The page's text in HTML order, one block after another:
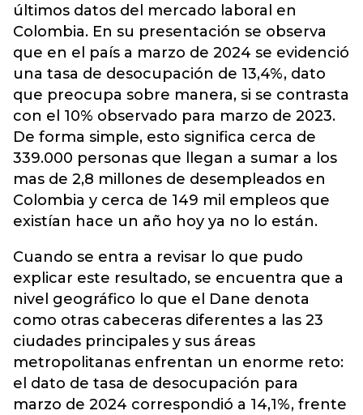
últimos datos del mercado laboral en
Colombia. En su presentación se observa
que en el país a marzo de 2024 se evidenció
una tasa de desocupación de 13,4%, dato
que preocupa sobre manera, si se contrasta
con el 10% observado para marzo de 2023.
De forma simple, esto significa cerca de
339.000 personas que llegan a sumar a los
mas de 2,8 millones de desempleados en
Colombia y cerca de 149 mil empleos que
existían hace un año hoy ya no lo están.
Cuando se entra a revisar lo que pudo
explicar este resultado, se encuentra que a
nivel geográfico lo que el Dane denota
como otras cabeceras diferentes a las 23
ciudades principales y sus áreas
metropolitanas enfrentan un enorme reto:
el dato de tasa de desocupación para
marzo de 2024 correspondió a 14,1%, frente